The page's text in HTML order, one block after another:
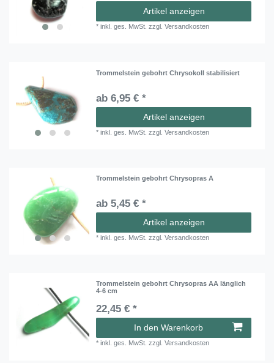
Artikel anzeigen
*inkl. ges. MwSt. zzgl.Versandkosten
Trommelstein gebohrt Chrysokoll stabilisiert
ab 6,95 € *
Artikel anzeigen
*inkl. ges. MwSt. zzgl.Versandkosten
Trommelstein gebohrt Chrysopras A
ab 5,45 € *
Artikel anzeigen
*inkl. ges. MwSt. zzgl.Versandkosten
Trommelstein gebohrt Chrysopras AA länglich
4-6 cm
22,45 € *
In den Warenkorb
*inkl. ges. MwSt. zzgl.Versandkosten